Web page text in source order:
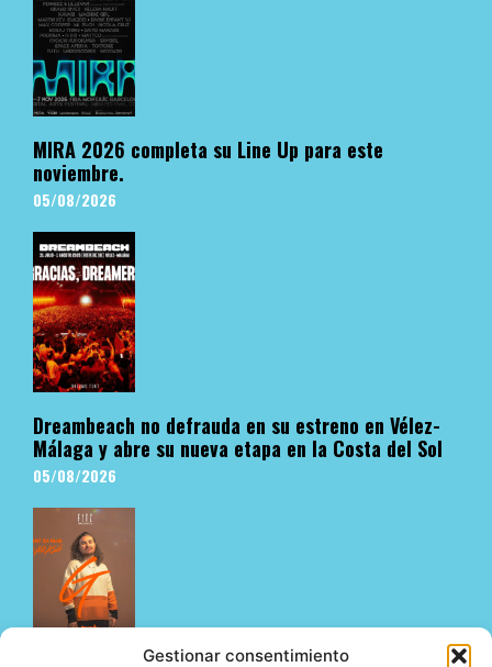
Gestionar consentimiento
MIRA 2026 completa su Line Up para este
noviembre.
05/08/2026
Dreambeach no defrauda en su estreno en Vélez-
Málaga y abre su nueva etapa en la Costa del Sol
05/08/2026